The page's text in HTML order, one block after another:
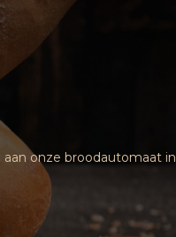
onze broodautomaat in